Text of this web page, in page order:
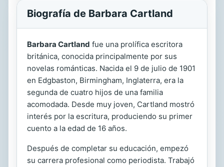
Biografía de Barbara Cartland
Barbara Cartland fue una prolífica escritora
británica, conocida principalmente por sus
novelas románticas. Nacida el 9 de julio de 1901
en Edgbaston, Birmingham, Inglaterra, era la
segunda de cuatro hijos de una familia
acomodada. Desde muy joven, Cartland mostró
interés por la escritura, produciendo su primer
cuento a la edad de 16 años.
Después de completar su educación, empezó
su carrera profesional como periodista. Trabajó